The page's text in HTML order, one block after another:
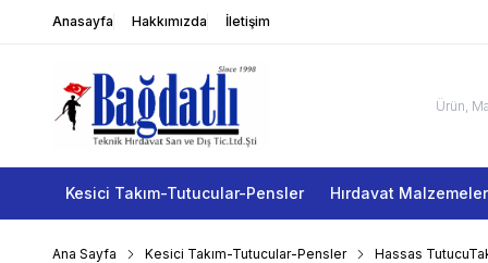
Anasayfa Hakkımızda İletişim
Kesici Takım-Tutucular-Pensler Hırdavat
Ana Sayfa Kesici Takım-Tutucular-Pensler Hassas